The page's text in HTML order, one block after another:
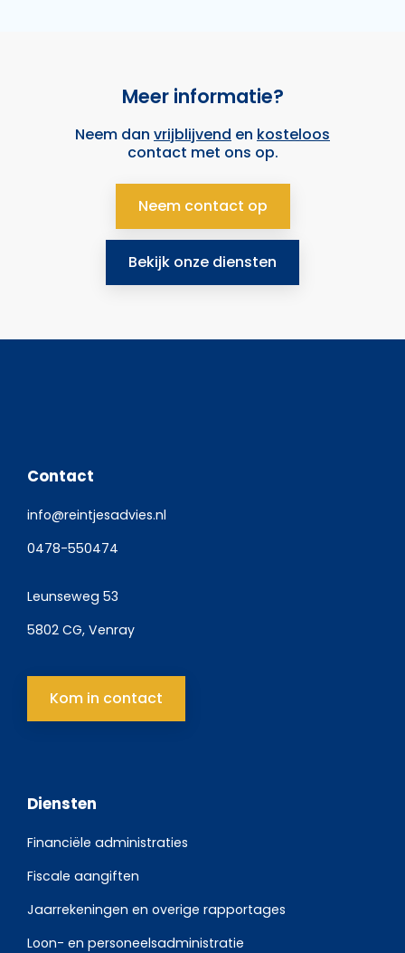
Meer informatie?
Neem dan vrijblijvend en kosteloos
contact met ons op.
Neem contact op
Bekijk onze diensten
Contact
info@reintjesadvies.nl
0478-550474
Leunseweg 53
5802 CG, Venray
Kom in contact
Diensten
Financiële administraties
Fiscale aangiften
Jaarrekeningen en overige rapportages
Loon- en personeelsadministratie